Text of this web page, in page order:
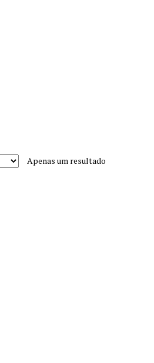
Apenas um resultado